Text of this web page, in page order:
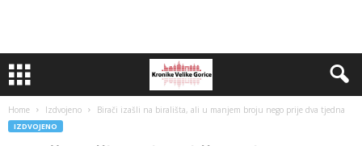
Home Izdvojeno Birači izašli na birališta, ali u manjem broju nego prije dva tjedna
IZDVOJENO